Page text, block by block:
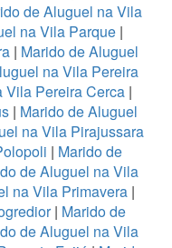
de Aluguel na Vila
na Vila Parque|
| Marido de Aluguel
na Vila Pereira
Vila Pereira Cerca|
| Marido de Aluguel
na Vila Pirajussara
| Marido de
de Aluguel na Vila
na Vila Primavera|
| Marido de
de Aluguel na Vila